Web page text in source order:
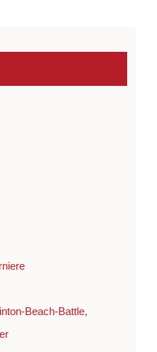
Beach-Battle,